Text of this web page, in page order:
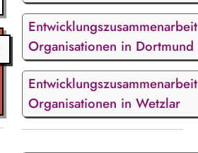
Entwicklungszusammenarbeit
Organisationen in Dortmund
Entwicklungszusammenarbeit
Organisationen in Wetzlar